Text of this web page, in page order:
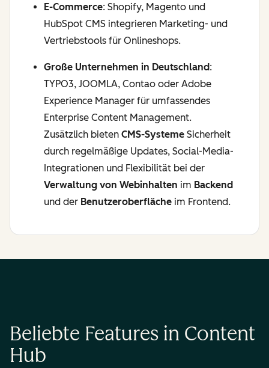
E-Commerce: Shopify, Magento und
HubSpot CMS integrieren Marketing- und
Vertriebstools für Onlineshops.
Große Unternehmen in Deutschland:
TYPO3, JOOMLA, Contao oder Adobe
Experience Manager für umfassendes
Enterprise Content Management.
Zusätzlich bieten CMS-Systeme Sicherheit
durch regelmäßige Updates, Social-Media-
Integrationen und Flexibilität bei der
Verwaltung von Webinhalten im Backend
und der Benutzeroberfläche im Frontend.
Beliebte Features in Content
Hub